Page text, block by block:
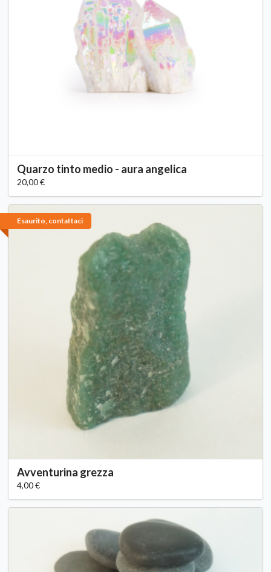
Quarzo tinto medio - aura angelica
20,00 €
Esaurito, contattaci
Avventurina grezza
4,00 €